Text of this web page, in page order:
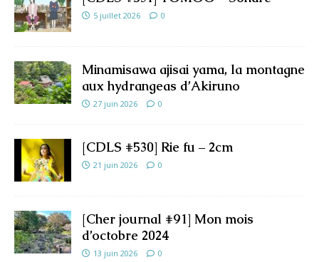
5 juillet 2026 0
Minamisawa ajisai yama, la montagne
aux hydrangeas d’Akiruno
27 juin 2026 0
[CDLS #530] Rie fu – 2cm
21 juin 2026 0
[Cher journal #91] Mon mois
d’octobre 2024
13 juin 2026 0